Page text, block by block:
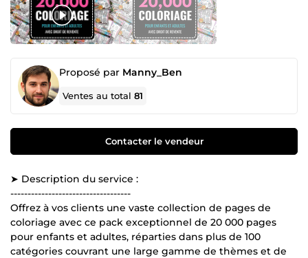
Proposé par Manny_Ben
Ventes au total81
Contacter le vendeur
➤ Description du service :
-----------------------------------
Offrez à vos clients une vaste collection de pages de
coloriage avec ce pack exceptionnel de 20 000 pages
pour enfants et adultes, réparties dans plus de 100
catégories couvrant une large gamme de thèmes et de